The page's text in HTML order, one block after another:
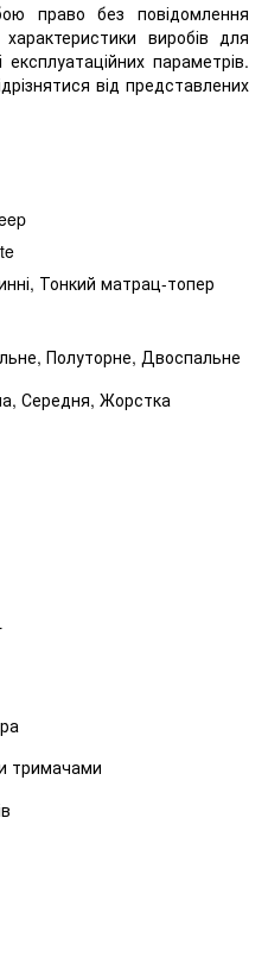
право без повідомлення
виробів для
експлуатаційних параметрів.
від представлених
Тонкий матрац-топер
Полуторне, Двоспальне
Середня, Жорстка
тримачами